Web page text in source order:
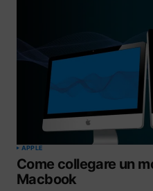
APPLE
Come collegare un
Macbook